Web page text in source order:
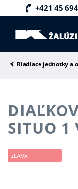
+421 45
Riadiace jednotky a
SITUO 1
ZĽAVA